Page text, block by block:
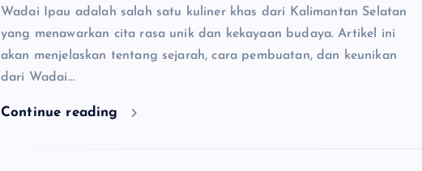
Wadai Ipau adalah salah satu kuliner khas dari Kalimantan Selatan
yang menawarkan cita rasa unik dan kekayaan budaya. Artikel ini
akan menjelaskan tentang sejarah, cara pembuatan, dan keunikan
dari Wadai…
Continue reading